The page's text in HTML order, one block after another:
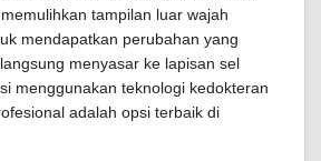
tampilan luar wajah
mendapatkan perubahan yang
menyasar ke lapisan sel
menggunakan teknologi kedokteran
adalah opsi terbaik di